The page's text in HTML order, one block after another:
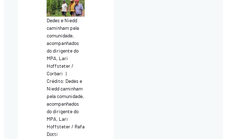
Dedes e Niedd
caminham pela
comunidade,
acompanhados
do dirigente do
MPA, Lari
Hoffsteter /
Corbari |
Crédito: Dedes e
Niedd caminham
pela comunidade,
acompanhados
do dirigente do
MPA, Lari
Hoffsteter / Rafa
Dotti